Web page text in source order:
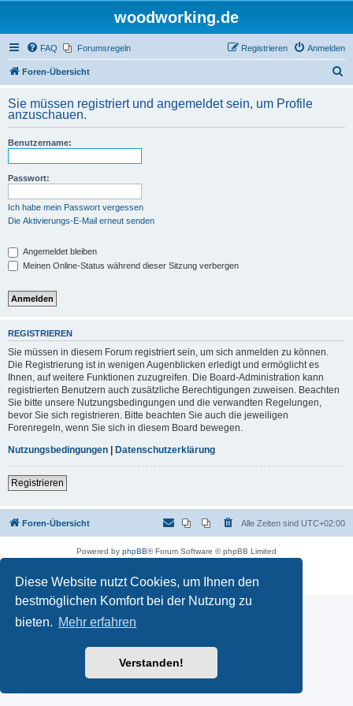
Diese Website nutzt Cookies, um Ihnen den
bestmöglichen Komfort bei der Nutzung zu
bieten. Mehr erfahren
Verstanden!
woodworking.de
FAQ Forumsregeln Anmelden
Registrieren
Foren-Übersicht
h
Sie müssen registriert und angemeldet sein, um Profile
anzuschauen.
Benutzername:
Passwort:
Ich habe mein Passwort vergessen
Die Aktivierungs-E-Mail erneut senden
Angemeldet bleiben
Meinen Online-Status während dieser Sitzung verbergen
REGISTRIEREN
Sie müssen in diesem Forum registriert sein, um sich anmelden zu können.
Die Registrierung ist in wenigen Augenblicken erledigt und ermöglicht es
Ihnen, auf weitere Funktionen zuzugreifen. Die Board-Administration kann
registrierten Benutzern auch zusätzliche Berechtigungen zuweisen. Beachten
Sie bitte unsere Nutzungsbedingungen und die verwandten Regelungen,
bevor Sie sich registrieren. Bitte beachten Sie auch die jeweiligen
Forenregeln, wenn Sie sich in diesem Board bewegen.
Nutzungsbedingungen | Datenschutzerklärung
Registrieren
Foren-Übersicht Alle Zeiten sind UTC+02:00
Powered by phpBB® Forum Software © phpBB Limited
Datenschutz|Nutzungsbedingungen